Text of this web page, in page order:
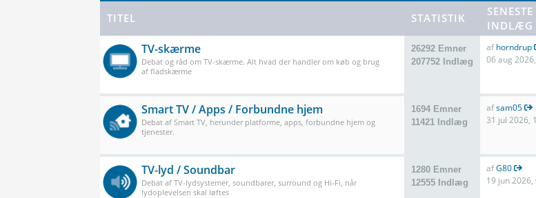
TITEL STATISTIK
SENESTE
INDLÆG
TV-skærme
Debat og råd om TV-skærme. Alt hvad der handler om køb og brug
af fladskærme
26292 Emner
207752 Indlæg
afhorndrup
06 aug
Smart TV / Apps / Forbundne hjem
Debat af Smart TV, herunder platforme, apps, forbundne hjem og
tjenester.
1694 Emner
11421 Indlæg
afsam05
31 jul 2026,
TV-lyd / Soundbar
Debat af TV-lydsystemer, soundbarer, surround og Hi-Fi, når
lydoplevelsen skal løftes
1280 Emner
12555 Indlæg
afG80
19 jun 2026,